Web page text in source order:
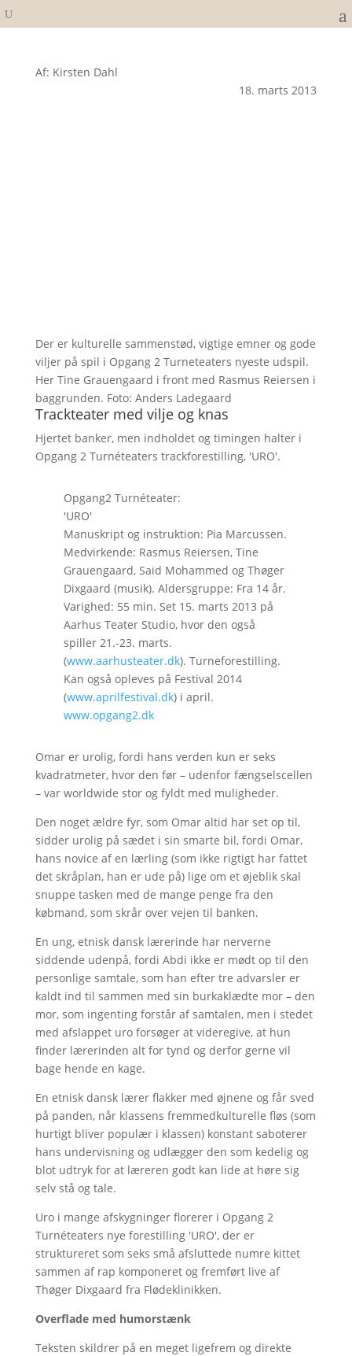
Af: Kirsten Dahl
18. marts 2013
Der er kulturelle sammenstød, vigtige emner og gode
viljer på spil i Opgang 2 Turneteaters nyeste udspil.
Her Tine Grauengaard i front med Rasmus Reiersen i
baggrunden. Foto: Anders Ladegaard
Trackteater med vilje og knas
Hjertet banker, men indholdet og timingen halter i
Opgang 2 Turnéteaters trackforestilling, 'URO'.
Opgang2 Turnéteater:
'URO'
Manuskript og instruktion: Pia Marcussen.
Medvirkende: Rasmus Reiersen, Tine
Grauengaard, Said Mohammed og Thøger
Dixgaard (musik). Aldersgruppe: Fra 14 år.
Varighed: 55 min. Set 15. marts 2013 på
Aarhus Teater Studio, hvor den også
spiller 21.-23. marts.
(www.aarhusteater.dk). Turneforestilling.
Kan også opleves på Festival 2014
(www.aprilfestival.dk) i april.
www.opgang2.dk
Omar er urolig, fordi hans verden kun er seks
kvadratmeter, hvor den før – udenfor fængselscellen
– var worldwide stor og fyldt med muligheder.
Den noget ældre fyr, som Omar altid har set op til,
sidder urolig på sædet i sin smarte bil, fordi Omar,
hans novice af en lærling (som ikke rigtigt har fattet
det skråplan, han er ude på) lige om et øjeblik skal
snuppe tasken med de mange penge fra den
købmand, som skrår over vejen til banken.
En ung, etnisk dansk lærerinde har nerverne
siddende udenpå, fordi Abdi ikke er mødt op til den
personlige samtale, som han efter tre advarsler er
kaldt ind til sammen med sin burkaklædte mor – den
mor, som ingenting forstår af samtalen, men i stedet
med afslappet uro forsøger at videregive, at hun
finder lærerinden alt for tynd og derfor gerne vil
bage hende en kage.
En etnisk dansk lærer flakker med øjnene og får sved
på panden, når klassens fremmedkulturelle fløs (som
hurtigt bliver populær i klassen) konstant saboterer
hans undervisning og udlægger den som kedelig og
blot udtryk for at læreren godt kan lide at høre sig
selv stå og tale.
Uro i mange afskygninger florerer i Opgang 2
Turnéteaters nye forestilling 'URO', der er
struktureret som seks små afsluttede numre kittet
sammen af rap komponeret og fremført live af
Thøger Dixgaard fra Flødeklinikken.
Overflade med humorstænk
Teksten skildrer på en meget ligefrem og direkte